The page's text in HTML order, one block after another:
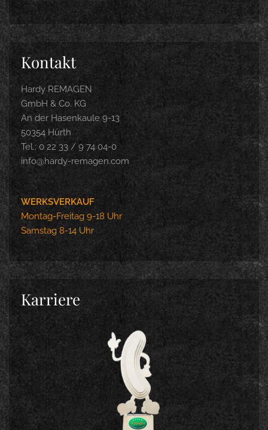
Kontakt
Hardy REMAGEN
GmbH & Co. KG
An der Hasenkaule 9-13
50354 Hürth
Tel.: 0 22 33 / 9 74 04-0
info@hardy-remagen.com
WERKSVERKAUF
Montag-Freitag 9-18 Uhr
Samstag 8-14 Uhr
Karriere